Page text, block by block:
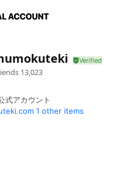
13,023
式アカウント
1 other items